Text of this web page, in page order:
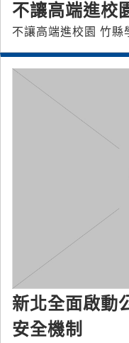
不讓高端進校
不讓高端進校園 竹縣
新北全面啟動
安全機制